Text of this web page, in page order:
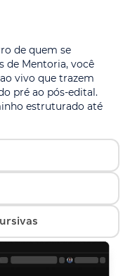
de quem se
de Mentoria, você
vivo que trazem
pré ao pós-edital.
estruturado até
foco. Nas Salas
centrais dos seus
menos
estudar certo. O
em cada fase
já passou. Mais